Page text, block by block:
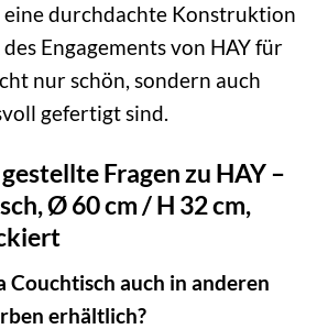
durchdachte Konstruktion
Engagements von HAY für
nur schön, sondern auch
gefertigt sind.
Fragen zu HAY –
Ø 60 cm / H 32 cm,
Couchtisch auch in anderen
erhältlich?